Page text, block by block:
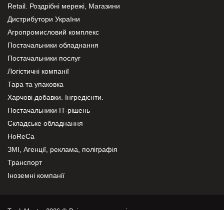
Retail. Роздрібні мережі, Магазини
Дистрибутори України
Агропромисловий комплекс
Постачальники обладнання
Постачальники послуг
Логістичні компанії
Тара та упаковка
Харчові добавки. Інгредієнти.
Постачальники IT-рішень
Складське обладнання
HoReCa
ЗМІ, Агенції, реклама, поліграфія
Транспорт
Іноземні компанії